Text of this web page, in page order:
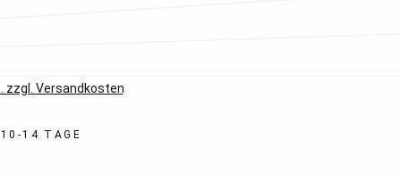
zzgl. Versandkosten
14 TAGE